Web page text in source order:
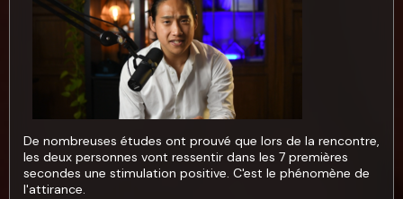
De nombreuses études ont prouvé que lors de la rencontre,
les deux personnes vont ressentir dans les 7 premières
secondes une stimulation positive. C'est le phénomène de
l'attirance.